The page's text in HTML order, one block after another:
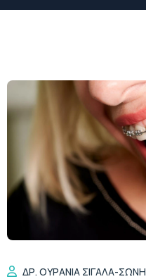
ΔΡ. ΟΥΡΑΝΊΑ ΣΙΓΆΛΑ-ΣΏΝΗ